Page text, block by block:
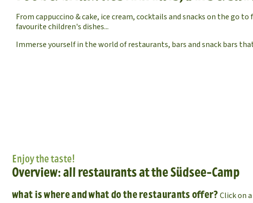
From cappuccino & cake, ice cream, cocktails and snacks on the go
favourite children's dishes...
Immerse yourself in the world of restaurants, bars and snack bars
↗
Enjoy the taste!
Overview: all restaurants at the Südsee-Camp
what is where and what do the restaurants offer?Click on